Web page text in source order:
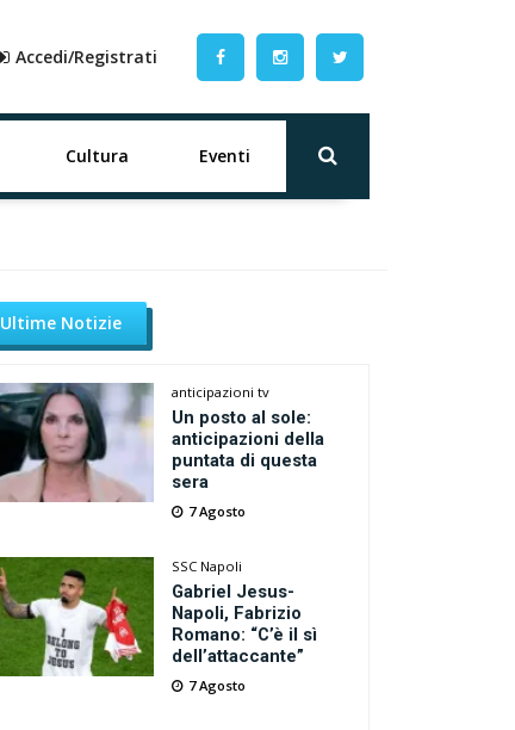
Accedi/Registrati
Cultura Eventi
Ultime Notizie
anticipazioni tv
Un posto al sole:
anticipazioni della
puntata di questa
sera
7 Agosto
SSC Napoli
Gabriel Jesus-
Napoli, Fabrizio
Romano: “C’è il sì
dell’attaccante”
7 Agosto